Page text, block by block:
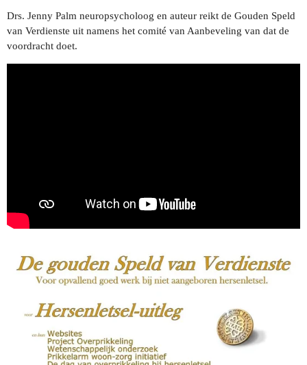
Drs. Jenny Palm neuropsycholoog en auteur reikt de Gouden Speld
van Verdienste uit namens het comité van Aanbeveling van dat de
voordracht doet.